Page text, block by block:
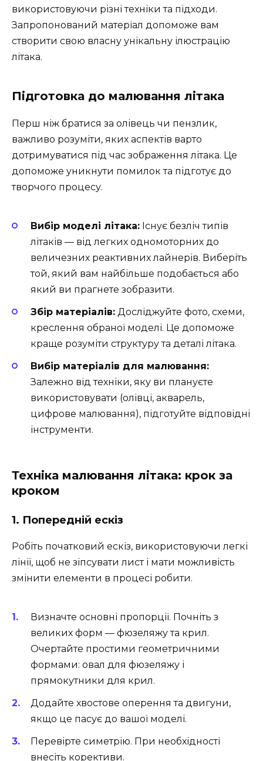
використовуючи різні техніки та підходи.
Запропонований матеріал допоможе вам
створити свою власну унікальну ілюстрацію
літака.
Підготовка до малювання літака
Перш ніж братися за олівець чи пензлик,
важливо розуміти, яких аспектів варто
дотримуватися під час зображення літака. Це
допоможе уникнути помилок та підготує до
творчого процесу.
Вибір моделі літака: Існує безліч типів
літаків — від легких одномоторних до
величезних реактивних лайнерів. Виберіть
той, який вам найбільше подобається або
який ви прагнете зобразити.
Збір матеріалів: Досліджуйте фото, схеми,
креслення обраної моделі. Це допоможе
краще розуміти структуру та деталі літака.
Вибір матеріалів для малювання:
Залежно від техніки, яку ви плануєте
використовувати (олівці, акварель,
цифрове малювання), підготуйте відповідні
інструменти.
Техніка малювання літака: крок за
кроком
1. Попередній ескіз
Робіть початковий ескіз, використовуючи легкі
лінії, щоб не зіпсувати лист і мати можливість
змінити елементи в процесі робити.
Визначте основні пропорції. Почніть з
великих форм — фюзеляжу та крил.
Очертайте простими геометричними
формами: овал для фюзеляжу і
прямокутники для крил.
Додайте хвостове оперення та двигуни,
якщо це пасує до вашої моделі.
Перевірте симетрію. При необхідності
внесіть корективи.